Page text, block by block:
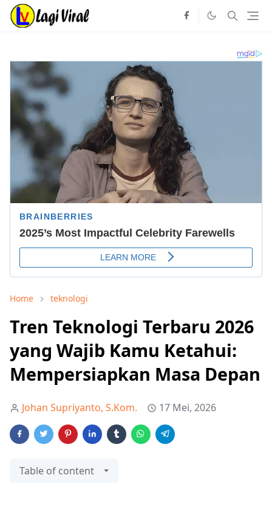
Home teknologi
Tren Teknologi Terbaru 2026
yang Wajib Kamu Ketahui:
Mempersiapkan Masa Depan
Johan Supriyanto, S.Kom. 17 Mei, 2026
Table of content